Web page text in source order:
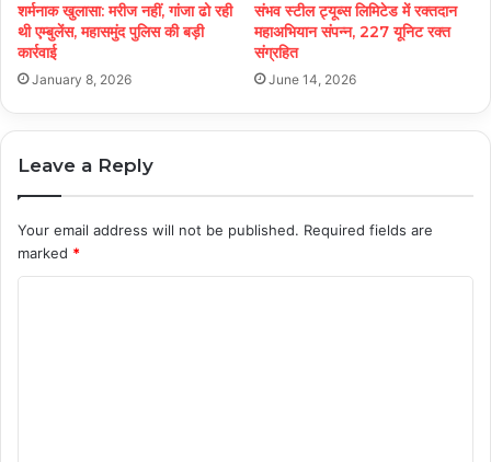
शर्मनाक खुलासा: मरीज नहीं, गांजा ढो रही
थी एम्बुलेंस, महासमुंद पुलिस की बड़ी
कार्रवाई
January 8, 2026
संभव स्टील ट्यूब्स लिमिटेड में रक्तदान
महाअभियान संपन्न, 227 यूनिट रक्त
संग्रहित
June 14, 2026
Leave a Reply
Your email address will not be published. Required fields are
marked *